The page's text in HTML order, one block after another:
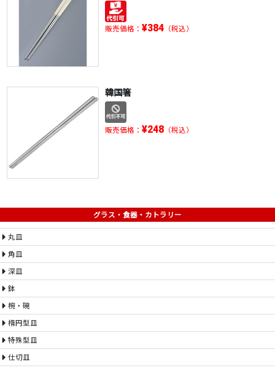
販売価格： ¥384（税込）
韓国箸
販売価格： ¥248（税込）
グラス・食器・カトラリー
丸皿
角皿
深皿
鉢
椀・碗
楕円型皿
特殊型皿
仕切皿